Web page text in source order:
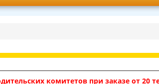
комитетов при заказе от 20